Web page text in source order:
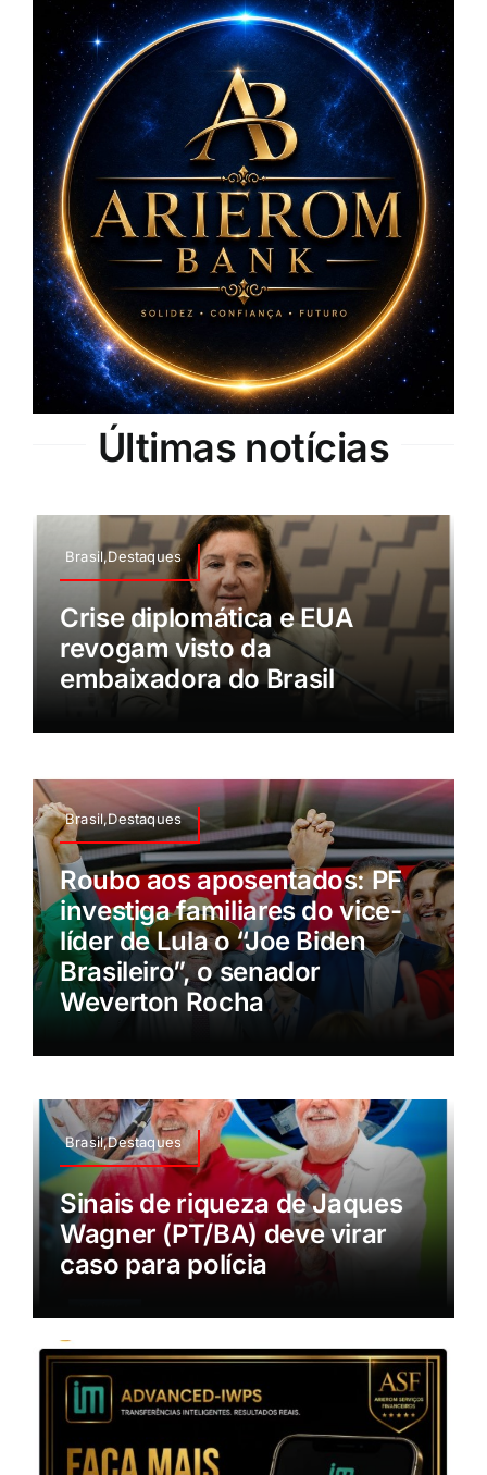
Últimas notícias
Brasil,Destaques
Crise diplomática e EUA
revogam visto da
embaixadora do Brasil
Brasil,Destaques
Roubo aos aposentados: PF
investiga familiares do vice-
líder de Lula o “Joe Biden
Brasileiro”, o senador
Weverton Rocha
Brasil,Destaques
Sinais de riqueza de Jaques
Wagner (PT/BA) deve virar
caso para polícia